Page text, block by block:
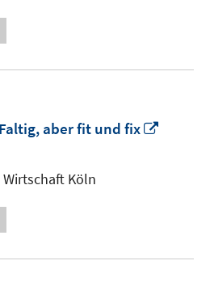
aber fit und fix
Köln